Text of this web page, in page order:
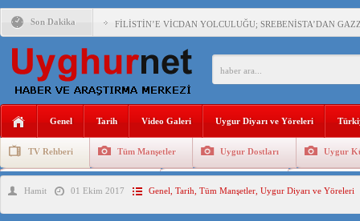
Son Dakika FİLİSTİN’E VİCDAN YOLCULUĞU; SREBENİSTA’DAN
ÇİN’İN “GÜVENLİK”SÖYLEMİ İLE DOĞU TÜRKİSTAN’DA
PAKİSTAN,AFGANİSTAN’DA YAŞAYAN UYGURLARA
ANAHTAR PARTİ GENEL BAŞKANI AĞIRALİOĞLU :
Genel Tarih Video Galeri Uygur Diyarı ve Yöreleri
TV Rehberi Tüm Manşetler Uygur Dostları Uygur
Uygurlarda Düğün ve Cenaze
Hamit 01 Ekim 2017 Genel Tarih Tüm Manşetler Uygur Diyarı ve Yöreleri